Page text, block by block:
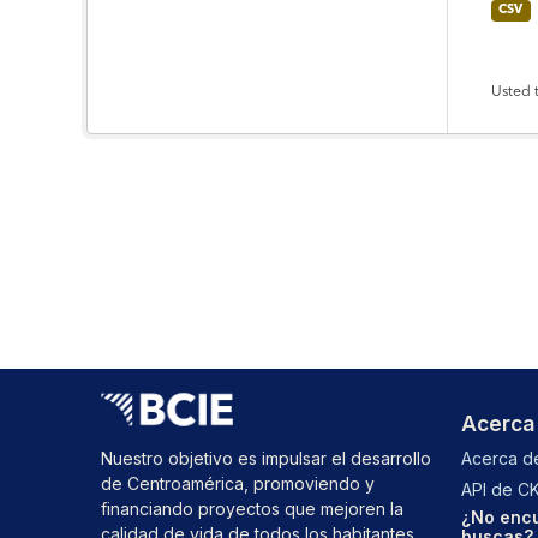
CSV
Usted
Nuestro objetivo es impulsar el desarrollo
de Centroamérica, promoviendo y
financiando proyectos que mejoren la
calidad de vida de todos los habitantes
Acerca
Acerca
API de
¿No